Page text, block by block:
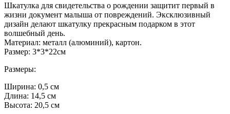
Шкатулка для свидетельства о рождении защитит первый в
жизни документ малыша от повреждений. Эксклюзивный
дизайн делают шкатулку прекрасным подарком в этот
волшебный день.
Материал: металл (алюминий), картон.
Размер: 3*3*22см
Размеры:
Ширина: 0,5 см
Длина: 14,5 см
Высота: 20,5 см